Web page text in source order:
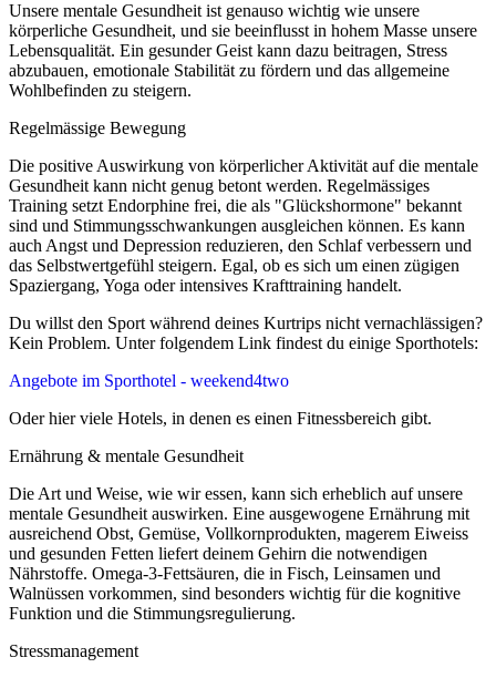
Unsere mentale Gesundheit ist genauso wichtig wie unsere
körperliche Gesundheit, und sie beeinflusst in hohem Masse unsere
Lebensqualität. Ein gesunder Geist kann dazu beitragen, Stress
abzubauen, emotionale Stabilität zu fördern und das allgemeine
Wohlbefinden zu steigern.
Regelmässige Bewegung
Die positive Auswirkung von körperlicher Aktivität auf die mentale
Gesundheit kann nicht genug betont werden. Regelmässiges
Training setzt Endorphine frei, die als "Glückshormone" bekannt
sind und Stimmungsschwankungen ausgleichen können. Es kann
auch Angst und Depression reduzieren, den Schlaf verbessern und
das Selbstwertgefühl steigern. Egal, ob es sich um einen zügigen
Spaziergang, Yoga oder intensives Krafttraining handelt.
Du willst den Sport während deines Kurtrips nicht vernachlässigen?
Kein Problem. Unter folgendem Link findest du einige Sporthotels:
Angebote im Sporthotel - weekend4two
Oderhierviele Hotels, in denen es einen Fitnessbereich gibt.
Ernährung & mentale Gesundheit
Die Art und Weise, wie wir essen, kann sich erheblich auf unsere
mentale Gesundheit auswirken. Eine ausgewogene Ernährung mit
ausreichend Obst, Gemüse, Vollkornprodukten, magerem Eiweiss
und gesunden Fetten liefert deinem Gehirn die notwendigen
Nährstoffe. Omega-3-Fettsäuren, die in Fisch, Leinsamen und
Walnüssen vorkommen, sind besonders wichtig für die kognitive
Funktion und die Stimmungsregulierung.
Stressmanagement